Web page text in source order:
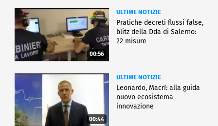
00:56
ULTIME NOTIZIE
Pratiche decreti flussi false,
blitz della Dda di Salerno:
22 misure
00:44
ULTIME NOTIZIE
Leonardo, Macrì: alla guida
nuovo ecosistema
innovazione